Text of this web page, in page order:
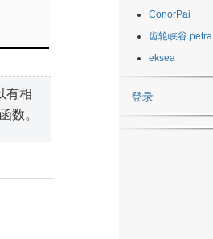
有相
数。
ConorPai
齿轮峡谷 petra
eksea
登录